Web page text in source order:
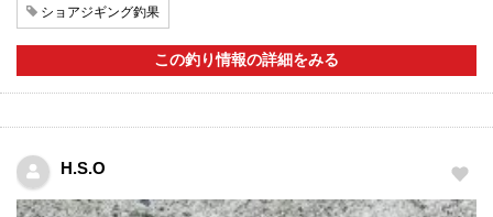
ショアジギング釣果
この釣り情報の詳細をみる
H.S.O